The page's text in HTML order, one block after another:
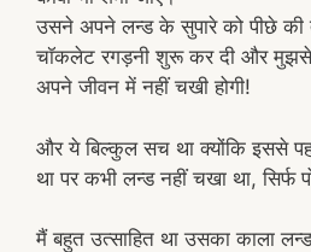
उसने अपने लन्ड के सुपारे को पीछे
चॉकलेट रगड़नी शुरू कर दी और
अपने जीवन में नहीं चखी होगी!
और ये बिल्कुल सच था क्योंकि इससे
था पर कभी लन्ड नहीं चखा था, सिर्फ
मैं बहुत उत्साहित था उसका काला